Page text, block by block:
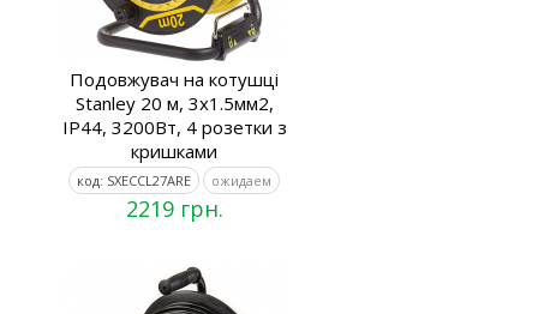
Подовжувач на котушці
Stanley 20 м, 3x1.5мм2,
IP44, 3200Вт, 4 розетки з
кришками
код: SXECCL27ARE ожидаем
2219 грн.